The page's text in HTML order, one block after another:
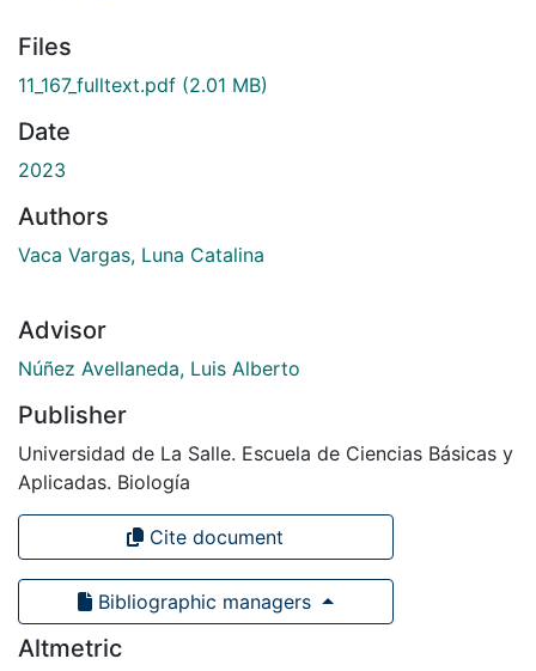
Files
11_167_fulltext.pdf (2.01 MB)
Date
2023
Authors
Vaca Vargas, Luna Catalina
Advisor
Núñez Avellaneda, Luis Alberto
Publisher
Universidad de La Salle. Escuela de Ciencias Básicas y
Aplicadas. Biología
Cite document
Bibliographic managers
Altmetric